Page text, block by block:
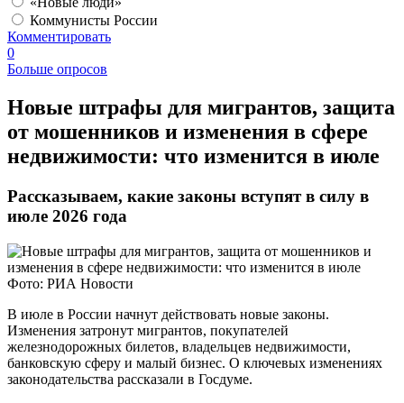
Коммунисты России
Комментировать
0
Больше опросов
​Новые штрафы для мигрантов, защита
от мошенников и изменения в сфере
недвижимости: что изменится в июле
Рассказываем, какие законы вступят в силу в
июле 2026 года
Фото: РИА Новости
В июле в России начнут действовать новые законы.
Изменения затронут мигрантов, покупателей
железнодорожных билетов, владельцев недвижимости,
банковскую сферу и малый бизнес. О ключевых изменениях
законодательства рассказали в Госдуме.